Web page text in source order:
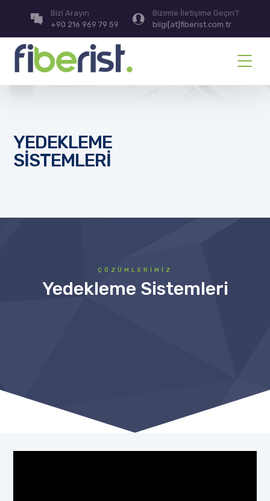
Bizi Arayın
+90 216 969 79 59
Bizimle İletişime Geçin?
bilgi[at]fiberist.com.tr
YEDEKLEME
SISTEMLERI
ÇÖZÜMLERİMİZ
Yedekleme Sistemleri